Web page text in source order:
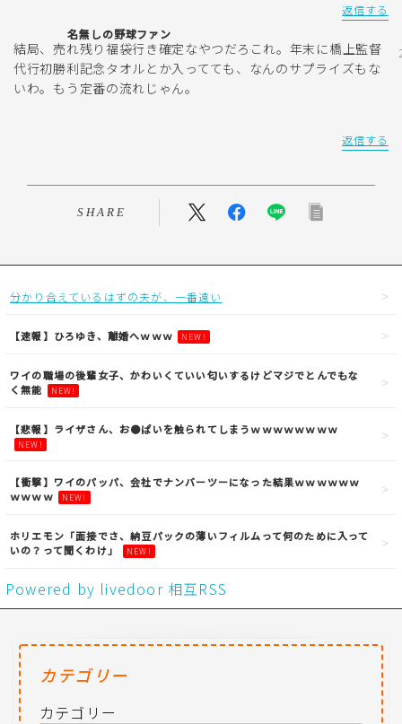
返信する
名無しの野球ファン
結局、売れ残り福袋行き確定なやつだろこれ。年末に橋上監督
代行初勝利記念タオルとか入ってても、なんのサプライズもな
いわ。もう定番の流れじゃん。
返信する
SHARE
分かり合えているはずの夫が、一番遠い
【速報】ひろゆき、離婚へｗｗｗ NEW!
ワイの職場の後輩女子、かわいくていい匂いするけどマジでとんでもな
く無能
NEW!
【悲報】ライザさん、お●ぱいを触られてしまうｗｗｗｗｗｗｗｗ
NEW!
【衝撃】ワイのパッパ、会社でナンバーツーになった結果ｗｗｗｗｗｗ
ｗｗｗｗ
NEW!
ホリエモン「面接でさ、納豆パックの薄いフィルムって何のために入って
いの？って聞くわけ」
NEW!
Powered by livedoor 相互RSS
カテゴリー
カテゴリー